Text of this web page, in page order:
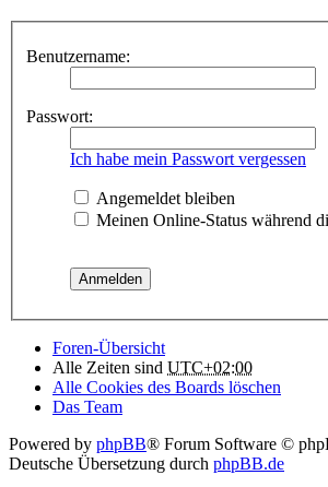
Benutzername:
Passwort:
Ich habe mein Passwort vergessen
Angemeldet bleiben
Meinen Online-Status während
Foren-Übersicht
Alle Zeiten sind UTC+02:00
Alle Cookies des Boards löschen
Das Team
Powered by phpBB® Forum Software ©
Deutsche Übersetzung durch phpBB.de